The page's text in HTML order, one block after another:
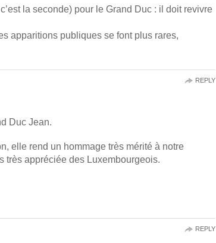
la seconde) pour le Grand Duc : il doit revivre
apparitions publiques se font plus rares,
Duc Jean.
elle rend un hommage très mérité à notre
très appréciée des Luxembourgeois.
REPLY
REPLY